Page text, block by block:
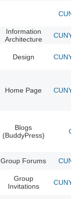
Information
Architecture
CUNY
Design CUNY
Home Page CUNY
Blogs
(BuddyPress)
Group Forums
Group
Invitations
CUNY